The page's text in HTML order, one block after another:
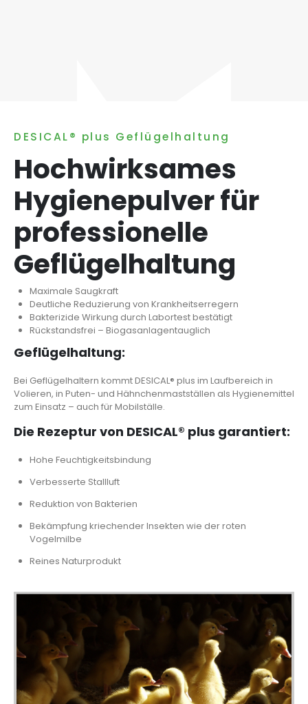
DESICAL® plus Geflügelhaltung
Hochwirksames
Hygienepulver für
professionelle
Geflügelhaltung
Maximale Saugkraft
Deutliche Reduzierung von Krankheitserregern
Bakterizide Wirkung durch Labortest bestätigt
Rückstandsfrei – Biogasanlagentauglich
Geflügelhaltung:
Bei Geflügelhaltern kommt DESICAL® plus im Laufbereich in
Volieren, in Puten- und Hähnchenmastställen als Hygienemittel
zum Einsatz – auch für Mobilställe.
Die Rezeptur von DESICAL® plus garantiert:
Hohe Feuchtigkeitsbindung
Verbesserte Stallluft
Reduktion von Bakterien
Bekämpfung kriechender Insekten wie der roten
Vogelmilbe
Reines Naturprodukt